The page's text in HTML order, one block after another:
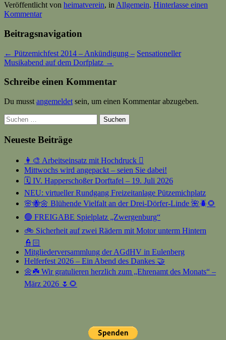
Veröffentlicht von heimatverein, in Allgemein. Hinterlasse einen
Kommentar
Beitragsnavigation
← Pützemichfest 2014 – Ankündigung – Sensationeller
Musikabend auf dem Dorfplatz →
Schreibe einen Kommentar
Du musst angemeldet sein, um einen Kommentar abzugeben.
Suchen
nach:
Neueste Beiträge
👩‍🎨 Arbeitseinsatz mit Hochdruck 🫟
Mittwochs wird angepackt – seien Sie dabei!
🗓️ IV. Happerschoßer Dorftafel – 19. Juli 2026
NEU: virtueller Rundgang Freizeitanlage Pützemichplatz
🌸🐝🌼 Blühende Vielfalt an der Drei-Dörfer-Linde 🌺🪲🌻
🟢 FREIGABE Spielplatz „Zwergenburg“
🚲 Sicherheit auf zwei Rädern mit Motor unterm Hintern
👮🏻
Mitgliederversammlung der AGdHV in Eulenberg
Helferfest 2026 – Ein Abend des Dankes 🤝
🌼☘️ Wir gratulieren herzlich zum „Ehrenamt des Monats“ –
März 2026 🌷🌻